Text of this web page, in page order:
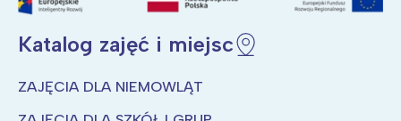
Katalog zajęć i miejsc
ZAJĘCIA DLA NIEMOWLĄT